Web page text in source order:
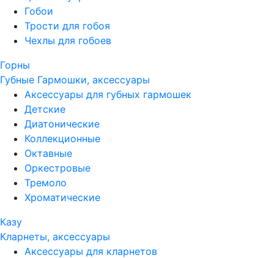
Гобои
Трости для гобоя
Чехлы для гобоев
Горны
Губные Гармошки, аксессуары
Аксессуары для губных гармошек
Детские
Диатонические
Коллекционные
Октавные
Оркестровые
Тремоло
Хроматические
Казу
Кларнеты, аксессуары
Аксессуары для кларнетов